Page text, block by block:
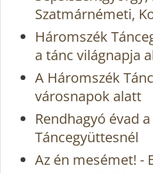
Szatmárnémeti,
Háromszék
a tánc világnapja
A Háromszék
városnapok alatt
Rendhagyó évad
Táncegyüttesnél
Az én mesémet! -